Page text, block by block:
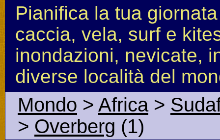
Pianifica la tua
caccia, vela, surf e
inondazioni, nevicate,
diverse località del
Mondo > Africa>
> Overberg (1)